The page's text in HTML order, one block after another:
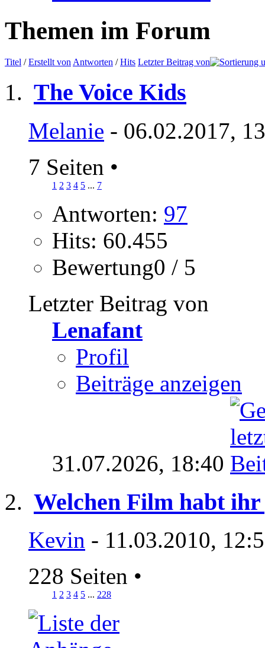
Themen im Forum
Titel /Erstellt von Antworten /Hits Letzter Beitrag von
The Voice Kids
Melanie - 06.02.2017,
7 Seiten •
1 2 3 4 5 ... 7
Antworten: 97
Hits: 60.455
Bewertung0 / 5
Letzter Beitrag von
Lenafant
Profil
Beiträge anzeigen
31.07.2026, 18:40
Welchen Film habt ihr
Kevin - 11.03.2010,
228 Seiten •
1 2 3 4 5 ... 228